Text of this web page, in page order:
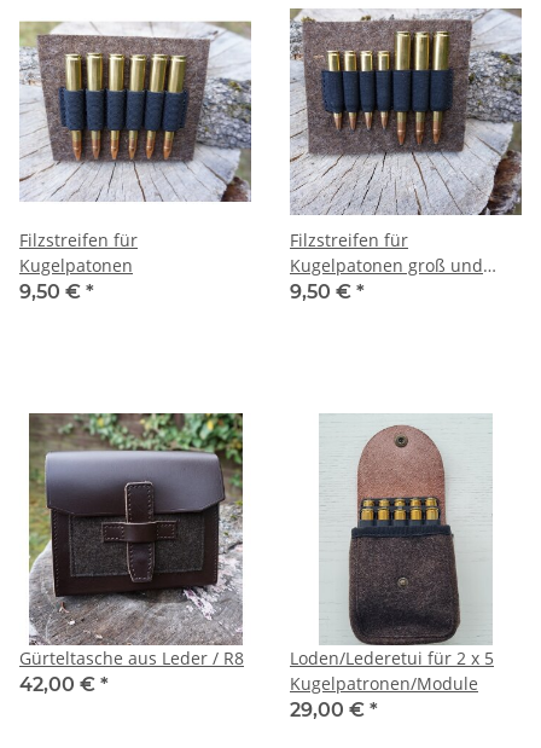
Filzstreifen für
Kugelpatonen
9,50 € *
Filzstreifen für
Kugelpatonen groß und
klein
9,50 € *
Gürteltasche aus Leder / R8
42,00 € *
Loden/Lederetui für 2 x 5
Kugelpatronen/Module
29,00 € *